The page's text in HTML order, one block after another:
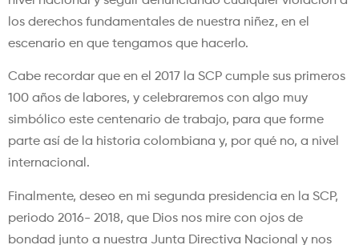
los derechos fundamentales de nuestra niñez, en el
escenario en que tengamos que hacerlo.
Cabe recordar que en el 2017 la SCP cumple sus primeros
100 años de labores, y celebraremos con algo muy
simbólico este centenario de trabajo, para que forme
parte así de la historia colombiana y, por qué no, a nivel
internacional.
Finalmente, deseo en mi segunda presidencia en la SCP,
periodo 2016- 2018, que Dios nos mire con ojos de
bondad junto a nuestra Junta Directiva Nacional y nos